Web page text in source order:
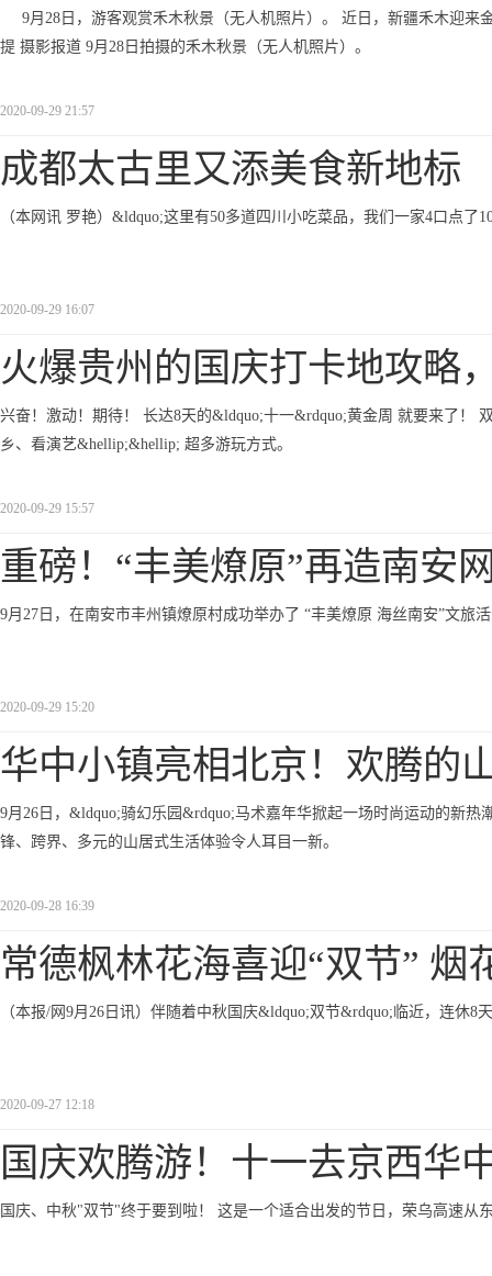
9月28日，游客观赏禾木秋景（无人机照片）。 近日，新疆禾木迎
提 摄影报道 9月28日拍摄的禾木秋景（无人机照片）。
2020-09-29 21:57
成都太古里又添美食新地标
（本网讯 罗艳）&ldquo;这里有50多道四川小吃菜品，我们一家4口点
2020-09-29 16:07
火爆贵州的国庆打卡地攻略
兴奋！激动！期待！ 长达8天的&ldquo;十一&rdquo;黄金周 就要来了！
乡、看演艺&hellip;&hellip; 超多游玩方式。
2020-09-29 15:57
重磅！“丰美燎原”再造南安
9月27日，在南安市丰州镇燎原村成功举办了 “丰美燎原 海丝南安”文旅
2020-09-29 15:20
华中小镇亮相北京！欢腾的
9月26日，&ldquo;骑幻乐园&rdquo;马术嘉年华掀起一场时尚运动的新
锋、跨界、多元的山居式生活体验令人耳目一新。
2020-09-28 16:39
常德枫林花海喜迎“双节” 烟
（本报/网9月26日讯）伴随着中秋国庆&ldquo;双节&rdquo;临近，连休
2020-09-27 12:18
国庆欢腾游！十一去京西华
国庆、中秋"双节"终于要到啦！ 这是一个适合出发的节日，荣乌高速从